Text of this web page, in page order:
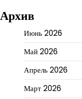
Архив
Июнь 2026
Май 2026
Апрель 2026
Март 2026